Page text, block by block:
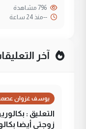
--منذ 24 ساعة
آخر
يوسف غزوان
التعليق :
زوجتي أيضا